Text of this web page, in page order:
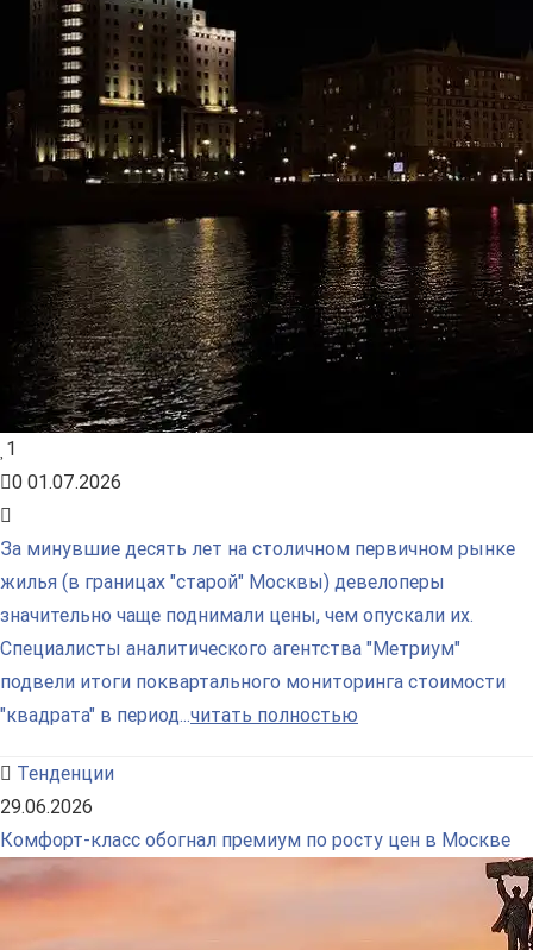
1
0 01.07.2026
За минувшие десять лет на столичном первичном рынке
жилья (в границах "старой" Москвы) девелоперы
значительно чаще поднимали цены, чем опускали их.
Специалисты аналитического агентства "Метриум"
подвели итоги поквартального мониторинга стоимости
"квадрата" в период...читать полностью
Тенденции
29.06.2026
Комфорт-класс обогнал премиум по росту цен в Москве